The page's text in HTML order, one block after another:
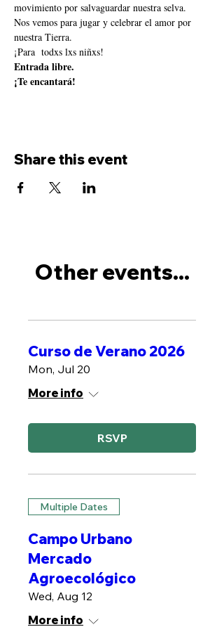
movimiento por salvaguardar nuestra selva.
Nos vemos para jugar y celebrar el amor por
nuestra Tierra.
¡Para  todxs lxs niñxs!
Entrada libre.
¡Te encantará!
Share this event
Other events...
Curso de Verano 2026
Mon, Jul 20
More info
RSVP
Multiple Dates
Campo Urbano
Mercado
Agroecológico
Wed, Aug 12
More info